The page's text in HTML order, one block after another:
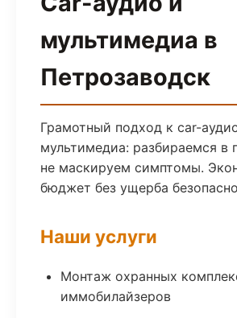
мультимедиа в
Петрозаводск
Грамотный подход к car-
мультимедиа: разбираемся в
не маскируем симптомы.
бюджет без ущерба
Наши услуги
Монтаж охранных
иммобилайзеров